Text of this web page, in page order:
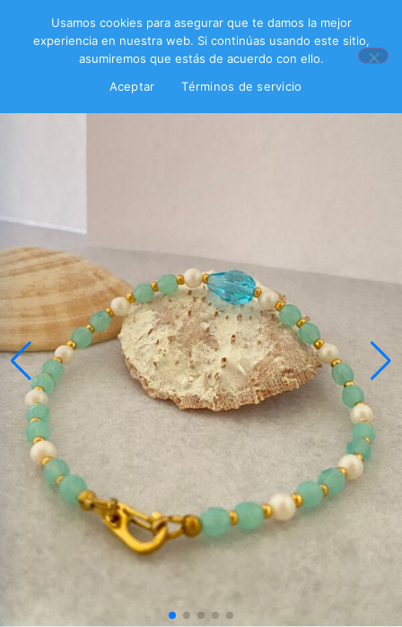
Usamos cookies para asegurar que te damos la mejor
experiencia en nuestra web. Si continúas usando este sitio,
asumiremos que estás de acuerdo con ello.
Aceptar
Términos de servicio